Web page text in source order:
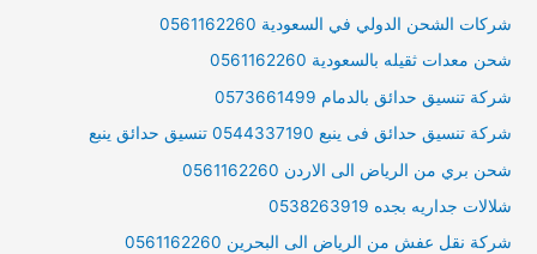
شركات الشحن الدولي في السعودية 0561162260
شحن معدات ثقيله بالسعودية 0561162260
شركة تنسيق حدائق بالدمام 0573661499
شركة تنسيق حدائق فى ينبع 0544337190 تنسيق حدائق ينبع
شحن بري من الرياض الى الاردن 0561162260
شلالات جداريه بجده 0538263919
شركة نقل عفش من الرياض الى البحرين 0561162260